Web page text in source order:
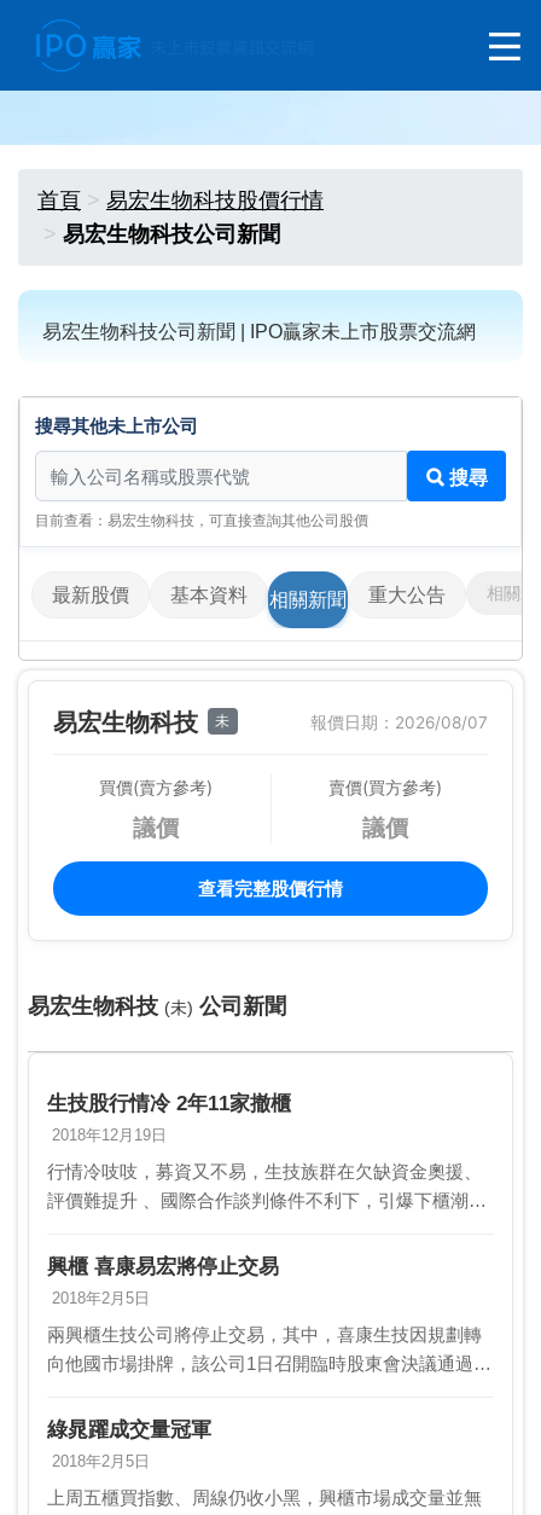
首頁
易宏生物科技股價行情
易宏生物科技公司新聞
易宏生物科技公司新聞 | IPO贏家未上市股票交流網
搜尋其他未上市公司
搜尋其他未上市公司
搜尋
目前查看：易宏生物科技，可直接查詢其他公司股價
最新股價 基本資料 相關新聞 重大公告 相關影
易宏生物科技 未 報價日期：2026/08/07
買價(賣方參考)
議價
賣價(買方參考)
議價
查看完整股價行情
易宏生物科技 (未) 公司新聞
生技股行情冷 2年11家撤櫃
2018年12月19日
行情冷吱吱，募資又不易，生技族群在欠缺資金奧援、
評價難提升 、國際合作談判條件不利下，引爆下櫃潮，
櫃市場，眼見明年環境更險峻，業界 認為若政府無…
興櫃 喜康易宏將停止交易
2018年2月5日
兩興櫃生技公司將停止交易，其中，喜康生技因規劃轉
向他國市場掛牌，該公司1日召開臨時股東會決議通過本
及除獨立董事以外之全體董事應負連帶責任承諾收購喜
康股…
綠晁躍成交量冠軍
2018年2月5日
上周五櫃買指數、周線仍收小黑，興櫃市場成交量並無